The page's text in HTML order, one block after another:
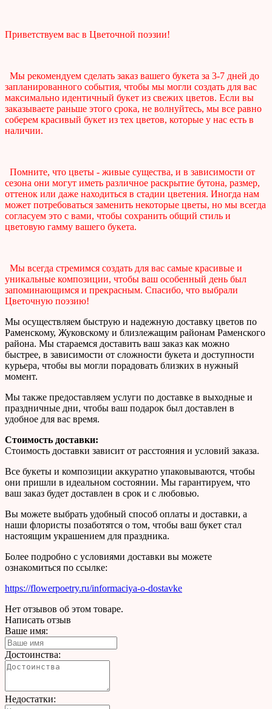
Приветствуем вас в Цветочной поэзии!
Мы рекомендуем сделать заказ вашего букета за 3-7 дней до
запланированного события, чтобы мы могли создать для вас
максимально идентичный букет из свежих цветов. Если вы
заказываете раньше этого срока, не волнуйтесь, мы все равно
соберем красивый букет из тех цветов, которые у нас есть в
наличии.
Помните, что цветы - живые существа, и в зависимости от
сезона они могут иметь различное раскрытие бутона, размер,
оттенок или даже находиться в стадии цветения. Иногда нам
может потребоваться заменить некоторые цветы, но мы всегда
согласуем это с вами, чтобы сохранить общий стиль и
цветовую гамму вашего букета.
Мы всегда стремимся создать для вас самые красивые и
уникальные композиции, чтобы ваш особенный день был
запоминающимся и прекрасным. Спасибо, что выбрали
Цветочную поэзию!
Мы осуществляем быструю и надежную доставку цветов по
Раменскому, Жуковскому и близлежащим районам Раменского
района. Мы стараемся доставить ваш заказ как можно
быстрее, в зависимости от сложности букета и доступности
курьера, чтобы вы могли порадовать близких в нужный
момент.
Мы также предоставляем услуги по доставке в выходные и
праздничные дни, чтобы ваш подарок был доставлен в
удобное для вас время.
Стоимость доставки:
Стоимость доставки зависит от расстояния и условий заказа.
Все букеты и композиции аккуратно упаковываются, чтобы
они пришли в идеальном состоянии. Мы гарантируем, что
ваш заказ будет доставлен в срок и с любовью.
Вы можете выбрать удобный способ оплаты и доставки, а
наши флористы позаботятся о том, чтобы ваш букет стал
настоящим украшением для праздника.
Более подробно с условиями доставки вы можете
ознакомиться по ссылке:
https://flowerpoetry.ru/informaciya-o-dostavke
Нет отзывов об этом товаре.
Написать отзыв
Ваше имя:
Достоинства:
Недостатки: